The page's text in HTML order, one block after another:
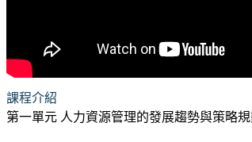
課程介紹
第一單元 人力資源管理的發展趨勢與策略規